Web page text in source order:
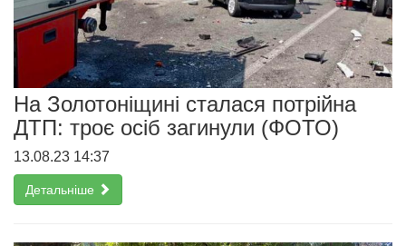
На Золотоніщині сталася потрійна
ДТП: троє осіб загинули (ФОТО)
13.08.23 14:37
Детальніше